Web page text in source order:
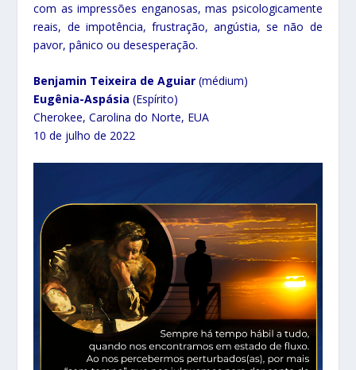
com as impressões enganosas, mas psicologicamente
reais, de impotência, frustração, angústia, se não de
pavor, pânico ou desesperação.
Benjamin Teixeira de Aguiar (médium)
Eugênia-Aspásia (Espírito)
Cherokee, Carolina do Norte, EUA
10 de julho de 2022